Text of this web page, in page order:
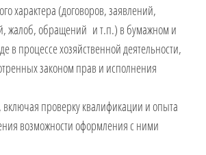
характера (договоров, заявлений,
жалоб, обращений и т.п.) в бумажном и
в процессе хозяйственной деятельности,
законом прав и исполнения
включая проверку квалификации и опыта
возможности оформления с ними